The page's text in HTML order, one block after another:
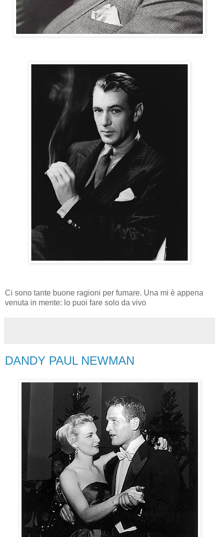
Ci sono tante buone ragioni per fumare. Una mi è appena
venuta in mente: lo puoi fare solo da vivo
DANDY PAUL NEWMAN